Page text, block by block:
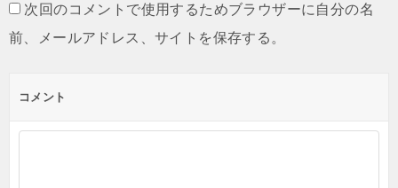
次回のコメントで使用するためブラウザーに自分の名
前、メールアドレス、サイトを保存する。
コメント